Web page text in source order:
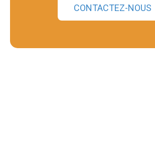
CONTACTEZ-NOUS